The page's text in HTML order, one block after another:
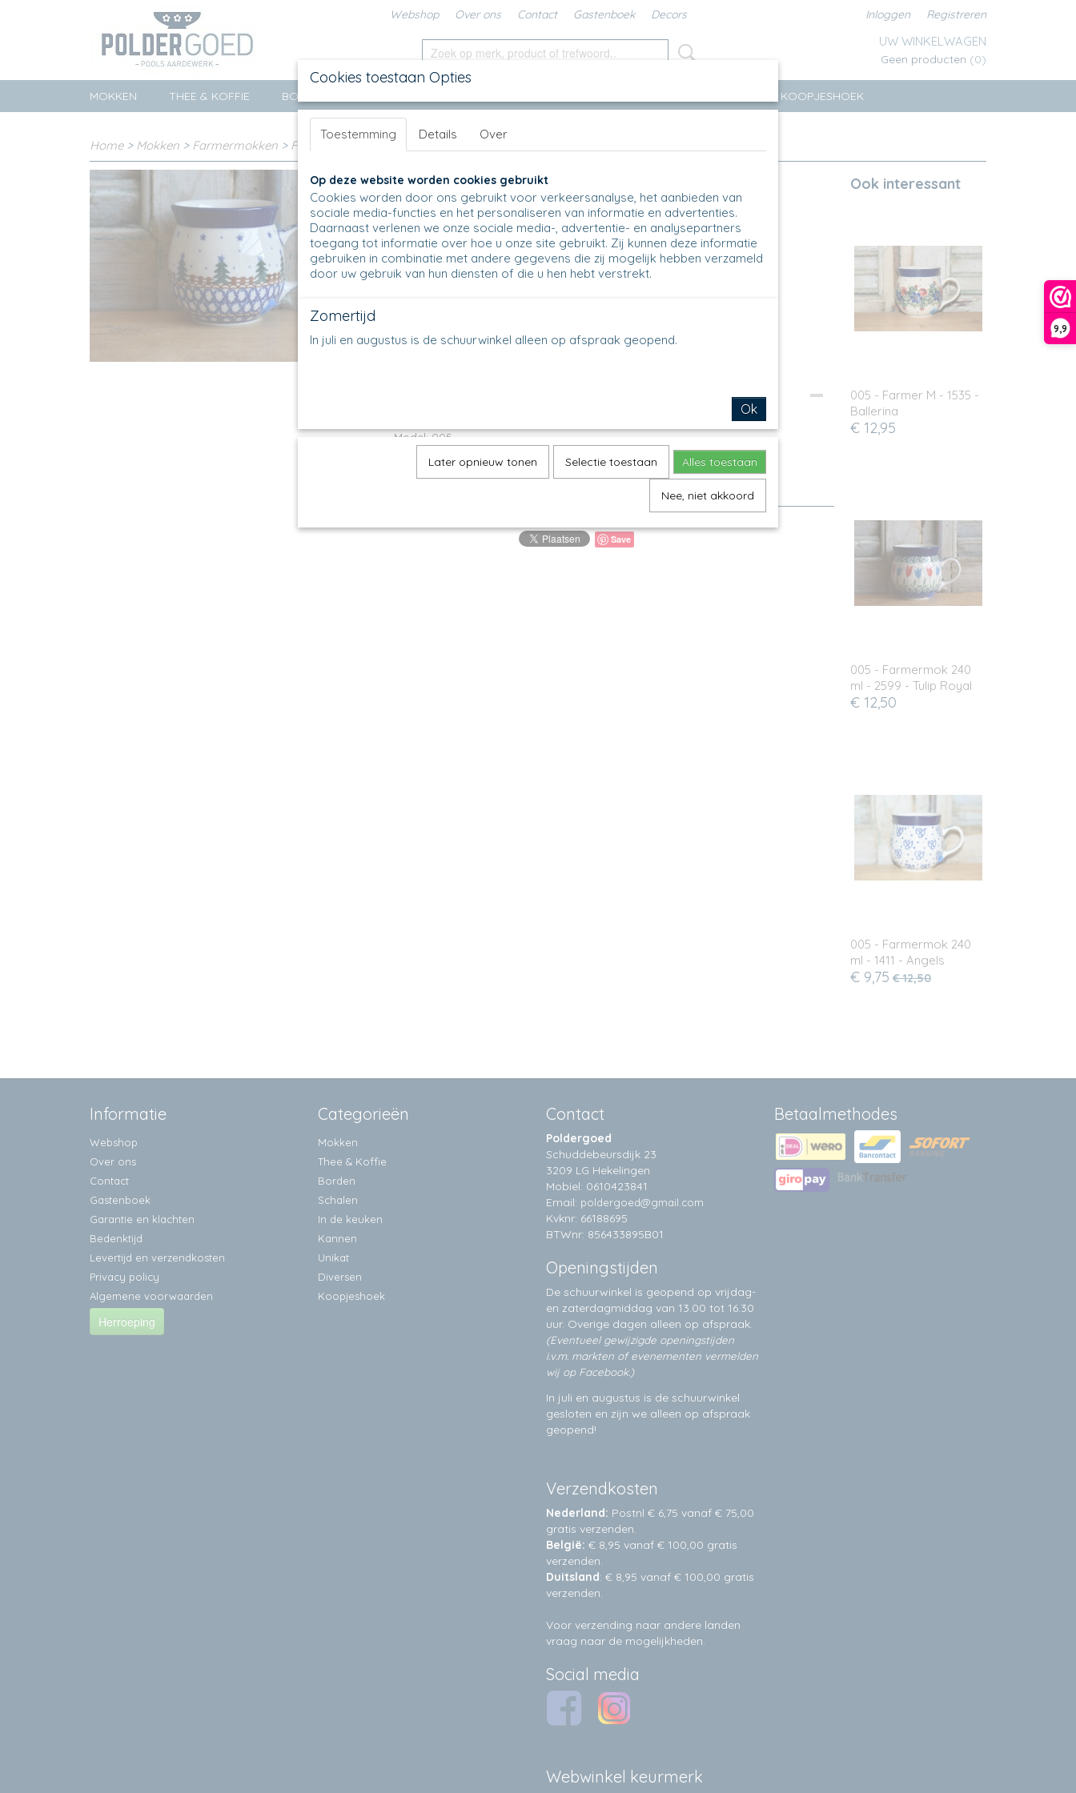
9,9
Webshop Over ons Contact Gastenboek Decors Inloggen Registreren
UW WINKELWAGEN
Geen producten (0)
MOKKEN THEE & KOFFIE BORDEN KOOPJESHOEK
Home> Mokken > Farmermokken > Farmermok M 005 - Farmermok 240 ml - 340
005 - Farmermok 240 ml - 340
€ 12,50 (inclusief btw 21%)
✓Op voorraad
Aantal
IN WINKELWAGEN
Model: 005
Decor: 340X
Save
Ook interessant
005 - Farmer M - 1535 -
Ballerina
€ 12,95
005 - Farmermok 240
ml - 2599 - Tulip Royal
€ 12,50
005 - Farmermok 240
ml - 1411 - Angels
€ 9,75 € 12,50
Informatie
Webshop
Over ons
Contact
Gastenboek
Garantie en klachten
Bedenktijd
Levertijd en verzendkosten
Privacy policy
Algemene voorwaarden
Herroeping
Categorieën
Mokken
Thee & Koffie
Borden
Schalen
In de keuken
Kannen
Unikat
Diversen
Koopjeshoek
Contact
Poldergoed
Schuddebeursdijk 23
3209 LG Hekelingen
Mobiel: 0610423841
Email: poldergoed@gmail.com
Kvknr: 66188695
BTWnr: 856433895B01
Openingstijden
De schuurwinkel is geopend op vrijdag-
en zaterdagmiddag van 13.00 tot 16.30
uur. Overige dagen alleen op afspraak.
(Eventueel gewijzigde openingstijden
i.v.m. markten of evenementen vermelden
wij op Facebook.)
In juli en augustus is de schuurwinkel
gesloten en zijn we alleen op afspraak
geopend!
Verzendkosten
Nederland: Postnl € 6,75 vanaf € 75,00
gratis verzenden.
België: € 8,95 vanaf € 100,00 gratis
verzenden.
Duitsland: € 8,95 vanaf € 100,00 gratis
verzenden.
Voor verzending naar andere landen
vraag naar de mogelijkheden.
Social media
Webwinkel keurmerk
Betaalmethodes
Cookies toestaan Opties
Toestemming Details Over
Op deze website worden cookies gebruikt
Cookies worden door ons gebruikt voor verkeersanalyse, het aanbieden van
sociale media-functies en het personaliseren van informatie en advertenties.
Daarnaast verlenen we onze sociale media-, advertentie- en analysepartners
toegang tot informatie over hoe u onze site gebruikt. Zij kunnen deze informatie
gebruiken in combinatie met andere gegevens die zij mogelijk hebben verzameld
door uw gebruik van hun diensten of die u hen hebt verstrekt.
Zomertijd
In juli en augustus is de schuurwinkel alleen op afspraak geopend.
Ok
Later opnieuw tonen Selectie toestaan Alles toestaan
Nee, niet akkoord